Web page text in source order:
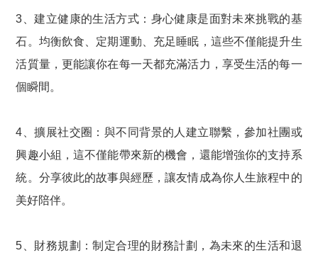
3、建立健康的生活方式：身心健康是面對未來挑戰的基
石。均衡飲食、定期運動、充足睡眠，這些不僅能提升生
活質量，更能讓你在每一天都充滿活力，享受生活的每一
個瞬間。
4、擴展社交圈：與不同背景的人建立聯繫，參加社團或
興趣小組，這不僅能帶來新的機會，還能增強你的支持系
統。分享彼此的故事與經歷，讓友情成為你人生旅程中的
美好陪伴。
5、財務規劃：制定合理的財務計劃，為未來的生活和退